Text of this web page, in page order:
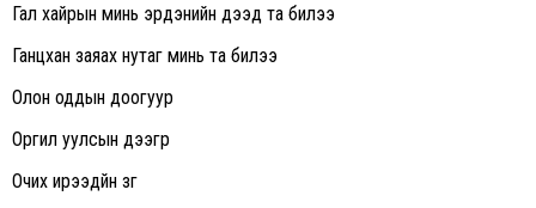
Гал хайрын минь эрдэнийн дээд та билээ
Ганцхан заяах нутаг минь та билээ
Олон оддын доогуур
Оргил уулсын дээгүүр
Очих ирээдүйн зүг